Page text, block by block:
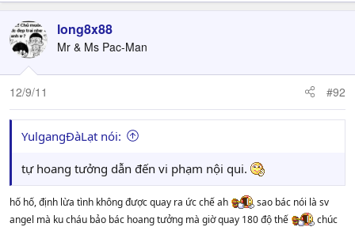
long8x88
Mr & Ms Pac-Man
12/9/11 #92
YulgangĐàLạt nói:
tự hoang tưởng dẫn đến vi phạm nội qui.
hố hố, định lừa tình không được quay ra ức chế ah
sao bác nói là sv
angel mà ku cháu bảo bác hoang tưởng mà giờ quay 180 độ thế
chúc